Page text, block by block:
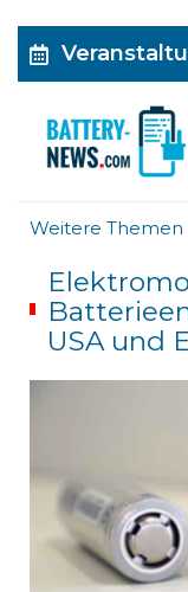
Weitere Themen
USA und